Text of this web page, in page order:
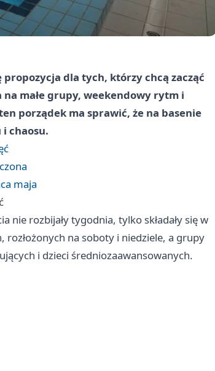
dla tych, którzy chcą zacząć
małe grupy, weekendowy rytm i
porządek ma sprawić, że na basenie
chaosu.
maja
nie rozbijały tygodnia, tylko składały się w
na soboty i niedziele, a grupy
i dzieci średniozaawansowanych.